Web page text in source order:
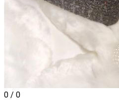
0 / 0